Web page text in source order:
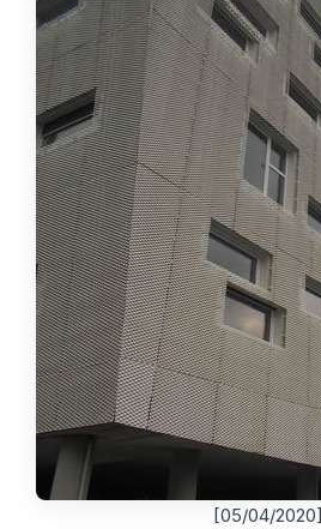
[05/04/2020]